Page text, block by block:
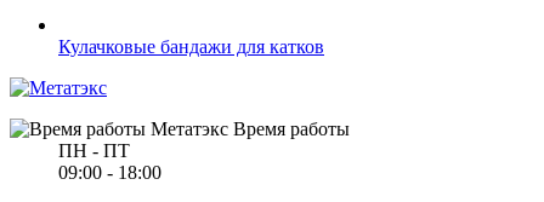
Кулачковые бандажи для катков
Время работы
ПН - ПТ
09:00 - 18:00